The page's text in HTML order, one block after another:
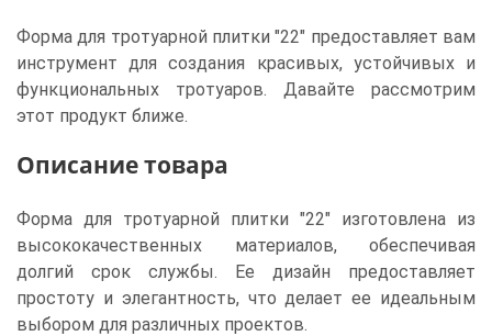
Форма для тротуарной плитки "22" предоставляет вам
инструмент для создания красивых, устойчивых и
функциональных тротуаров. Давайте рассмотрим
этот продукт ближе.
Описание товара
Форма для тротуарной плитки "22" изготовлена из
высококачественных материалов, обеспечивая
долгий срок службы. Ее дизайн предоставляет
простоту и элегантность, что делает ее идеальным
выбором для различных проектов.